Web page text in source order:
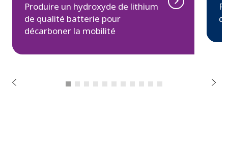
Produire un hydroxyde de lithium
de qualité batterie pour
décarboner la mobilité
P
r
é
S
u